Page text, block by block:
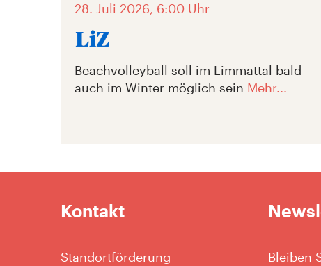
28. Juli 2026, 6:00 Uhr
Beachvolleyball soll im Limmattal bald
auch im Winter möglich sein Mehr...
Kontakt
Standortförderung
Bleiben